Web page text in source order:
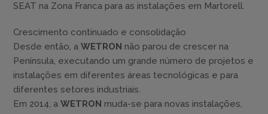
SEAT na Zona Franca para as instalações em Martorell.
Crescimento continuado e consolidação
Desde então, a WETRON não parou de crescer na
Península, executando um grande número de projetos e
instalações em diferentes áreas tecnológicas e para
diferentes setores industriais.
Em 2014, a WETRON muda-se para novas instalações,